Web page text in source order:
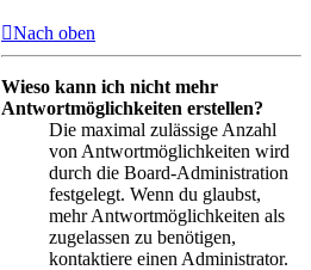
Nach oben
Wieso kann ich nicht mehr
Antwortmöglichkeiten erstellen?
Die maximal zulässige Anzahl
von Antwortmöglichkeiten wird
durch die Board-Administration
festgelegt. Wenn du glaubst,
mehr Antwortmöglichkeiten als
zugelassen zu benötigen,
kontaktiere einen Administrator.